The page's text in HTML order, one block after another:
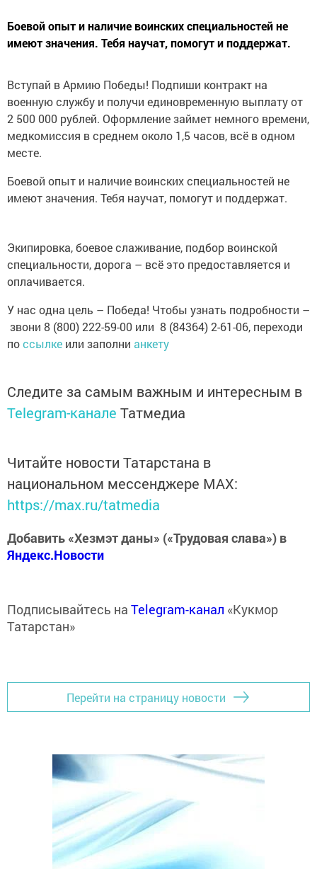
Боевой опыт и наличие воинских специальностей не
имеют значения. Тебя научат, помогут и поддержат.
Вступай в Армию Победы! Подпиши контракт на
военную службу и получи единовременную выплату от
2 500 000 рублей. Оформление займет немного времени,
медкомиссия в среднем около 1,5 часов, всё в одном
месте.
Боевой опыт и наличие воинских специальностей не
имеют значения. Тебя научат, помогут и поддержат.
Экипировка, боевое слаживание, подбор воинской
специальности, дорога – всё это предоставляется и
оплачивается.
У нас одна цель – Победа! Чтобы узнать подробности –
звони 8 (800) 222-59-00 или 8 (84364) 2-61-06, переходи
поссылке или заполни анкету
Следите за самым важным и интересным в
Telegram-канале Татмедиа
Читайте новости Татарстана в
национальном мессенджере MАХ:
https://max.ru/tatmedia
Добавить «Хезмэт даны» («Трудовая слава») в
Яндекс.Новости
Подписывайтесь на Telegram-канал «Кукмор
Татарстан»
Перейти на страницу новости